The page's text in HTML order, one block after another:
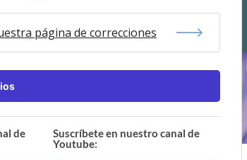
página de correcciones
de
Suscríbete en nuestro canal de
Youtube: